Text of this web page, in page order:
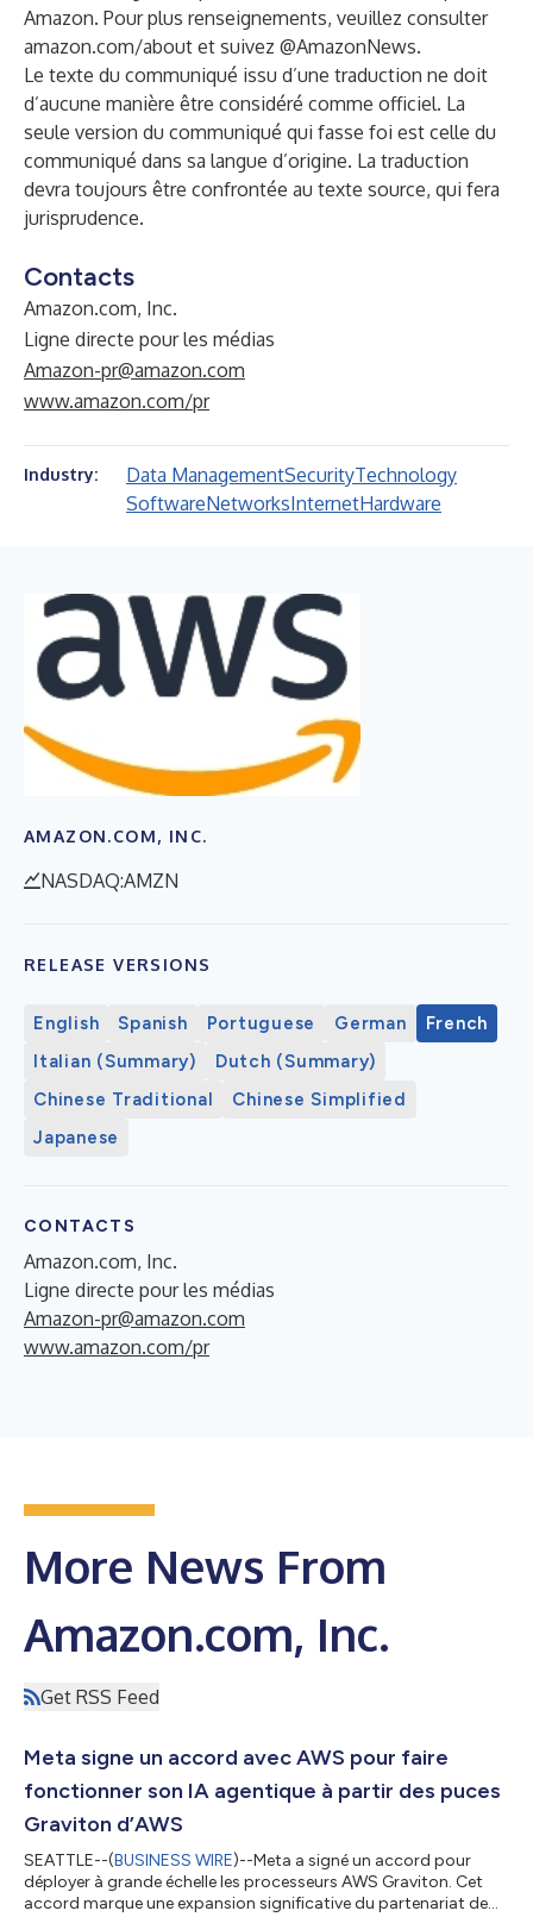
Amazon. Pour plus renseignements, veuillez consulter
amazon.com/about et suivez @AmazonNews.
Le texte du communiqué issu d’une traduction ne doit
d’aucune manière être considéré comme officiel. La
seule version du communiqué qui fasse foi est celle du
communiqué dans sa langue d’origine. La traduction
devra toujours être confrontée au texte source, qui fera
jurisprudence.
Contacts
Amazon.com, Inc.
Ligne directe pour les médias
Amazon-pr@amazon.com
www.amazon.com/pr
Industry: Data ManagementSecurityTechnology
SoftwareNetworksInternetHardware
AMAZON.COM, INC.
NASDAQ:AMZN
RELEASE VERSIONS
English Spanish Portuguese German
French
Italian (Summary)
Dutch (Summary)
Chinese Traditional
Chinese Simplified
Japanese
CONTACTS
Amazon.com, Inc.
Ligne directe pour les médias
Amazon-pr@amazon.com
www.amazon.com/pr
More News From
Amazon.com, Inc.
Get RSS Feed
Meta signe un accord avec AWS pour faire
fonctionner son IA agentique à partir des puces
Graviton d’AWS
SEATTLE--(BUSINESS WIRE)--Meta a signé un accord pour
déployer à grande échelle les processeurs AWS Graviton. Cet
accord marque une expansion significative du partenariat de